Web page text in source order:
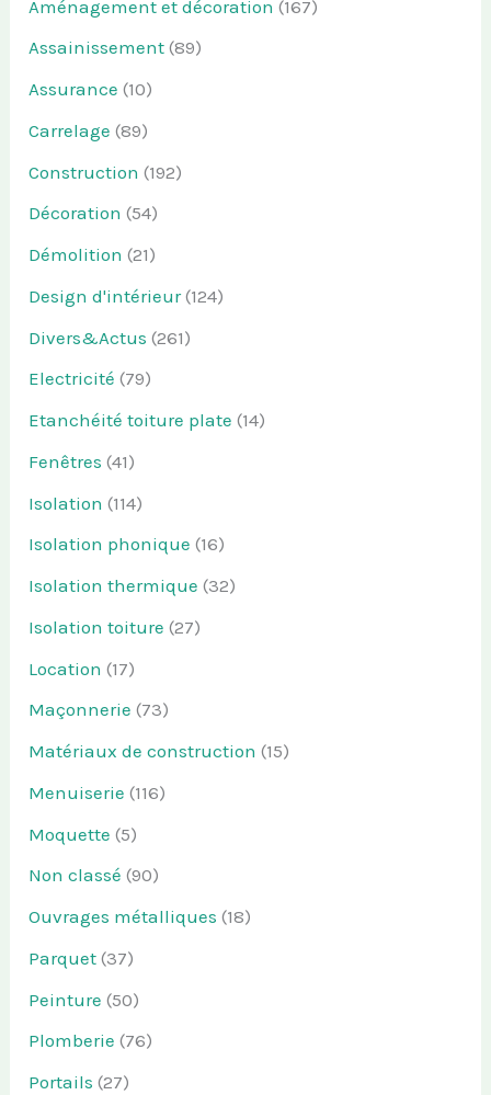
Aménagement et décoration (167)
Assainissement (89)
Assurance (10)
Carrelage (89)
Construction (192)
Décoration (54)
Démolition (21)
Design d'intérieur(124)
Divers&Actus (261)
Electricité (79)
Etanchéité toiture plate (14)
Fenêtres (41)
Isolation (114)
Isolation phonique (16)
Isolation thermique (32)
Isolation toiture (27)
Location (17)
Maçonnerie (73)
Matériaux de construction (15)
Menuiserie (116)
Moquette (5)
Non classé (90)
Ouvrages métalliques (18)
Parquet (37)
Peinture (50)
Plomberie (76)
Portails (27)